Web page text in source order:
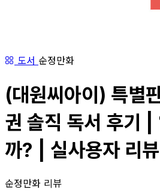
도서 순정만화
(대원씨아이) 특별
권 솔직 독서 후기 |
까? | 실사용자 리
순정만화 리뷰